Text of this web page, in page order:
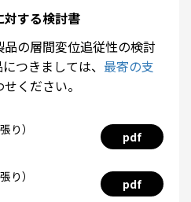
対する検討書
の層間変位追従性の検討
つきましては、 最寄の支
ください。
り）
pdf
り）
pdf